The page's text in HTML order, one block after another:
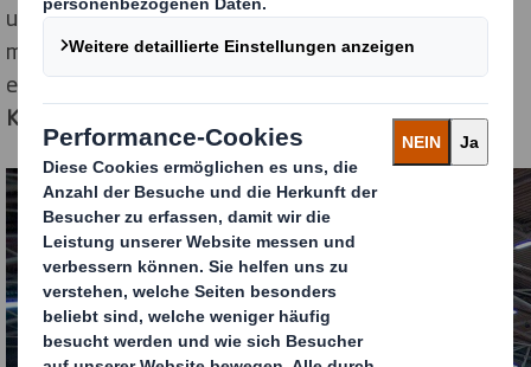
und Packaging Strategen eindrucksvoll, wie DS Smith
mit
hochwertigen Digitaldruckbildernneue Wege für
einedifferenziertere und emotionalere
Kundenansprache im E-Commerce
eröffnet.